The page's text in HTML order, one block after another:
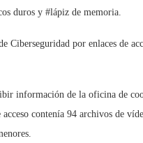
duros y #lápiz de memoria.
Ciberseguridad por enlaces de
información de la oficina de
contenía 94 archivos de